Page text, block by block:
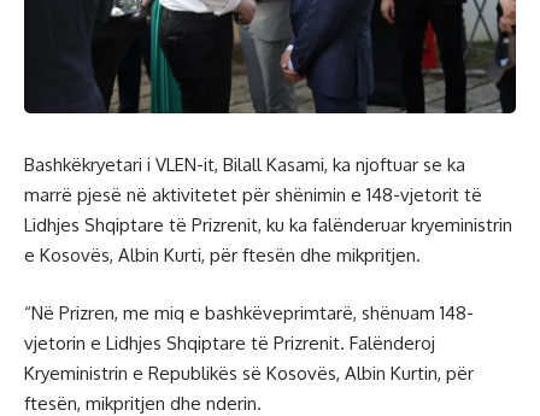
Bashkëkryetari i VLEN-it, Bilall Kasami, ka njoftuar se ka
marrë pjesë në aktivitetet për shënimin e 148-vjetorit të
Lidhjes Shqiptare të Prizrenit, ku ka falënderuar kryeministrin
e Kosovës, Albin Kurti, për ftesën dhe mikpritjen.
“Në Prizren, me miq e bashkëveprimtarë, shënuam 148-
vjetorin e Lidhjes Shqiptare të Prizrenit. Falënderoj
Kryeministrin e Republikës së Kosovës, Albin Kurtin, për
ftesën, mikpritjen dhe nderin.